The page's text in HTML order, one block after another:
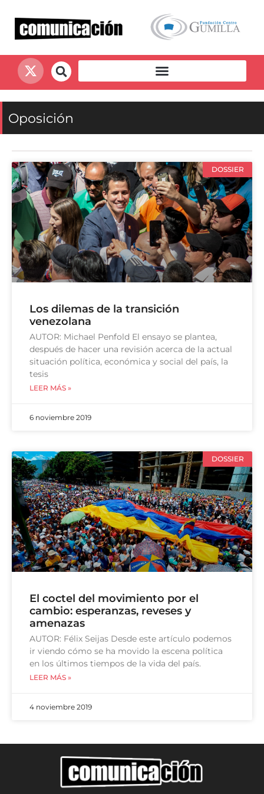
Oposición
DOSSIER
Los dilemas de la transición
venezolana
AUTOR: Michael Penfold El ensayo se plantea,
después de hacer una revisión acerca de la actual
situación política, económica y social del país, la
tesis
LEER MÁS »
6 noviembre 2019
DOSSIER
El coctel del movimiento por el
cambio: esperanzas, reveses y
amenazas
AUTOR: Félix Seijas Desde este artículo podemos
ir viendo cómo se ha movido la escena política
en los últimos tiempos de la vida del país.
LEER MÁS »
4 noviembre 2019